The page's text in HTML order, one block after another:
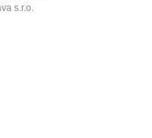
s.r.o.